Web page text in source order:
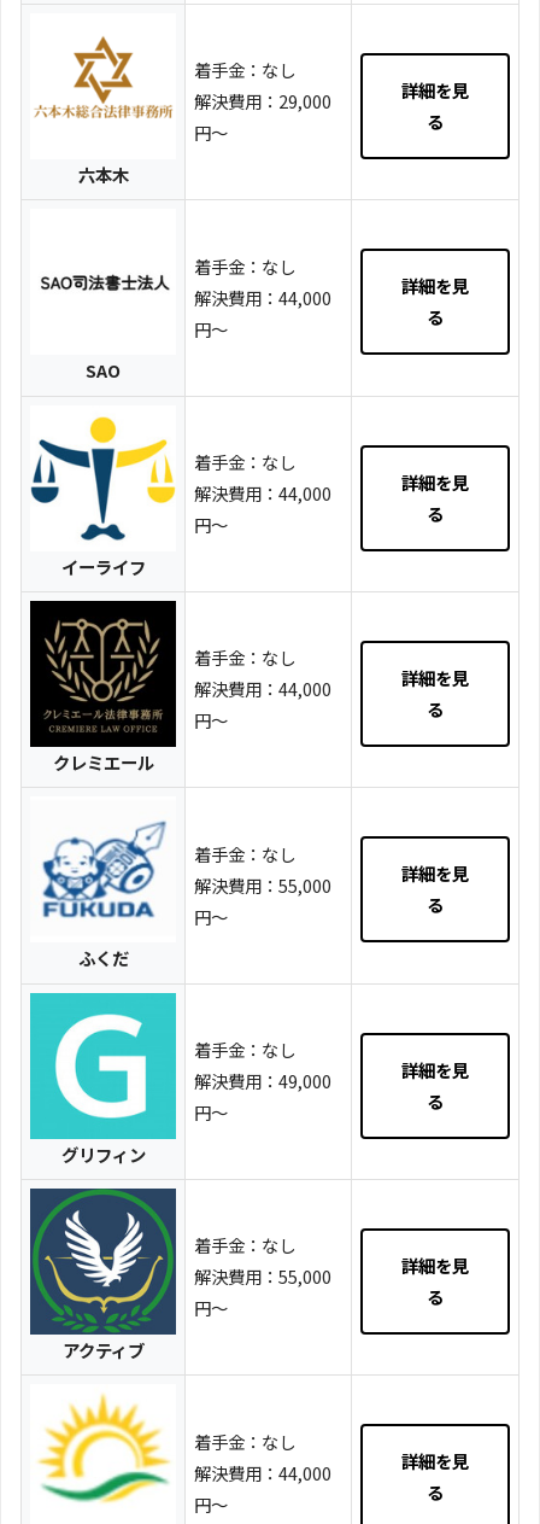
六本木
着手金：なし
解決費用：29,000
円～
詳細を見
る
SAO
着手金：なし
解決費用：44,000
円～
詳細を見
る
イーライフ
着手金：なし
解決費用：44,000
円～
詳細を見
る
クレミエール
着手金：なし
解決費用：44,000
円～
詳細を見
る
ふくだ
着手金：なし
解決費用：55,000
円～
詳細を見
る
グリフィン
着手金：なし
解決費用：49,000
円～
詳細を見
る
アクティブ
着手金：なし
解決費用：55,000
円〜
詳細を見
る
着手金：なし
解決費用：44,000
円～
詳細を見
る